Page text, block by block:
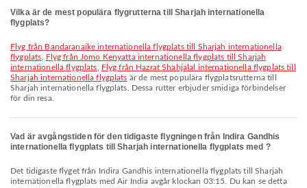
Vilka är de mest populära flygrutterna till Sharjah internationella
flygplats?
Flyg från Bandaranaike internationella flygplats till Sharjah internationella
flygplats
Flyg från Jomo Kenyatta internationella flygplats till Sharjah
internationella flygplats
Flyg från Hazrat Shahjalal internationella flygplats till
Sharjah internationella flygplats är de mest populära flygplatsrutterna till
Sharjah internationella flygplats. Dessa rutter erbjuder smidiga förbindelser
för din resa.
Vad är avgångstiden för den tidigaste flygningen från Indira Gandhis
internationella flygplats till Sharjah internationella flygplats med ?
Det tidigaste flyget från Indira Gandhis internationella flygplats till Sharjah
internationella flygplats med Air India avgår klockan 03:15. Du kan se detta